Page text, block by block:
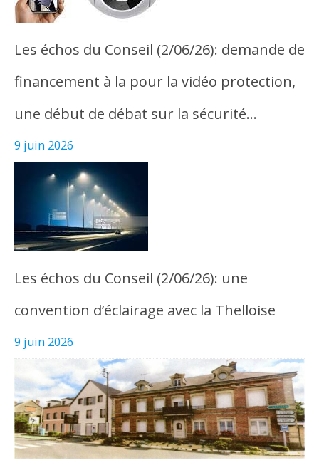
Les échos du Conseil (2/06/26): demande de
financement à la pour la vidéo protection,
une début de débat sur la sécurité…
9 juin 2026
Les échos du Conseil (2/06/26): une
convention d’éclairage avec la Thelloise
9 juin 2026